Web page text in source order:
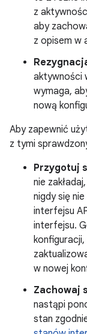
z
aby
z opisem w
aktywności
wymaga,
nową
Aby zapewnić
z tymi
Przygotuj
nie
nigdy się
interfejsu
interfejsu.
w nowej
Zachowaj
nastąpi
stan